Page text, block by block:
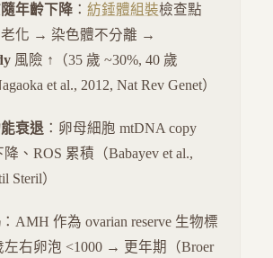
年齡下降 ： 紡錘體組裝檢查點
老化 → 染色體不分離 →
風險 ↑（35 歲 ~30%, 40 歲
et al., 2012, Nat Rev Genet）
衰退 ：卵母細胞 mtDNA copy
降、ROS 累積（Babayev et al.,
Steril）
：AMH 作為 ovarian reserve 生物標
左右卵泡 <1000 → 更年期（Broer